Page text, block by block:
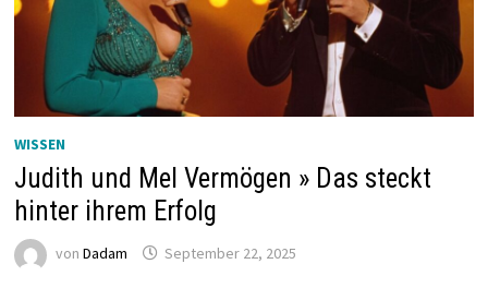
WISSEN
Judith und Mel Vermögen » Das steckt
hinter ihrem Erfolg
von Dadam September 22, 2025